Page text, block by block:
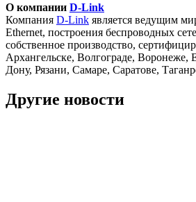
О компании D-Link
Компания D-Link является ведущим
Ethernet, построения беспроводных
собственное производство,
Архангельске, Волгограде,
Дону, Рязани, Самаре, Саратове,
Другие новости